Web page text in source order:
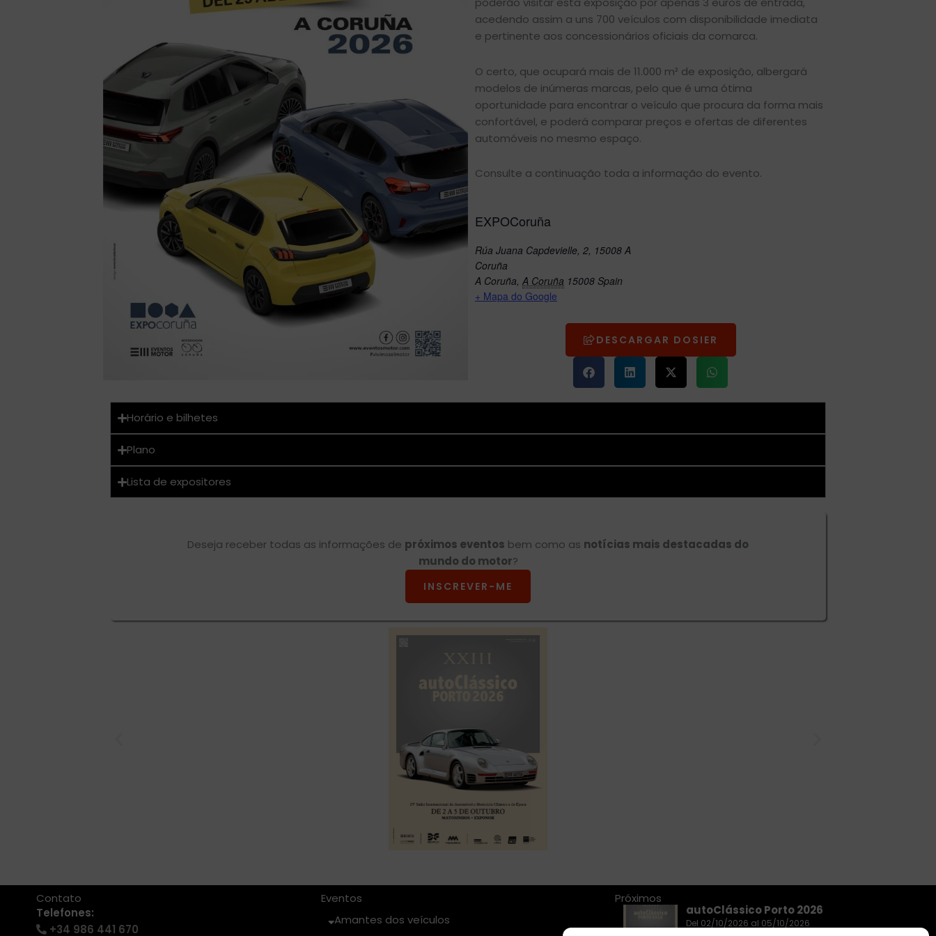
acedendo assim a uns 700 veículos com disponibilidade imediata
e pertinente aos concessionários oficiais da comarca.
O certo, que ocupará mais de 11.000 m² de exposição, albergará
modelos de inúmeras marcas, pelo que é uma ótima
oportunidade para encontrar o veículo que procura da forma mais
confortável, e poderá comparar preços e ofertas de diferentes
automóveis no mesmo espaço.
Consulte a continuação toda a informação do evento.
EXPOCoruña
Rúa Juana Capdevielle, 2, 15008 A
Coruña
A Coruña, A Coruña 15008 Spain
+ Mapa do Google
DESCARGAR DOSIER
Horário e bilhetes
Plano
Lista de expositores
Deseja receber todas as informações de próximos eventos bem como as notícias mais destacadas do
mundo do motor?
INSCREVER-ME
autoClássico Porto 2026
Contato
Telefones:
+34 986 441 670
Eventos
Amantes dos veículos
Próximos
autoClássico Porto 2026
Del 02/10/2026 al 05/10/2026